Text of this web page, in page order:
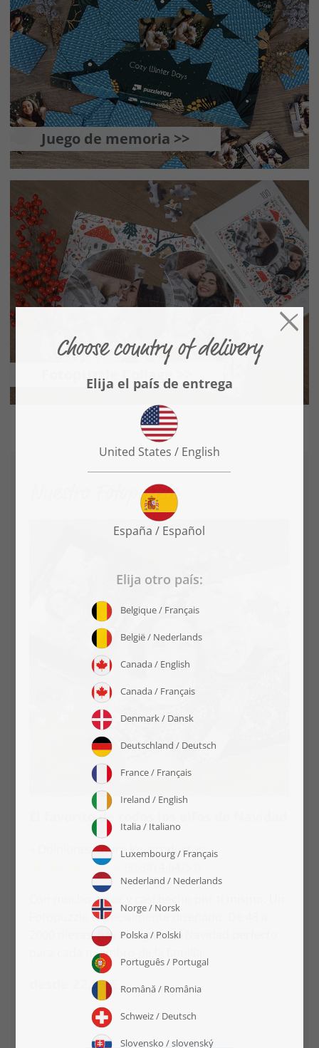
Juego de memoria >>
Fotopuzzle Collage >>
Nuestro Fotopuzzle
El favorito de todos los elfos de Navidad
» Opiniones sobre los productos:
Con mucho amor y casi hecho por ti mismo: Un
Fotopuzzle especialmente diseñado. De 48 a
2000 piezas, hay el regalo de Navidad perfecto
para cada miembro de la familia.
desde 22,99 €